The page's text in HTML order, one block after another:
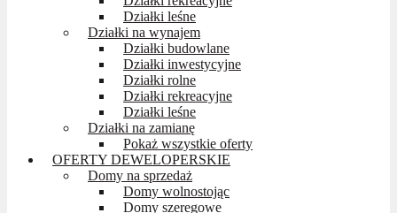
Działki leśne
Działki na wynajem
Działki budowlane
Działki inwestycyjne
Działki rolne
Działki rekreacyjne
Działki leśne
Działki na zamianę
Pokaż wszystkie oferty
OFERTY DEWELOPERSKIE
Domy na sprzedaż
Domy wolnostojąc
Domy szeregowe